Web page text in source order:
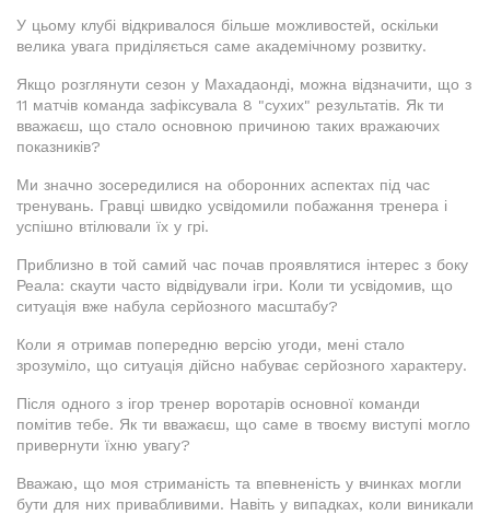
У цьому клубі відкривалося більше можливостей, оскільки
велика увага приділяється саме академічному розвитку.
Якщо розглянути сезон у Махадаонді, можна відзначити, що з
11 матчів команда зафіксувала 8 "сухих" результатів. Як ти
вважаєш, що стало основною причиною таких вражаючих
показників?
Ми значно зосередилися на оборонних аспектах під час
тренувань. Гравці швидко усвідомили побажання тренера і
успішно втілювали їх у грі.
Приблизно в той самий час почав проявлятися інтерес з боку
Реала: скаути часто відвідували ігри. Коли ти усвідомив, що
ситуація вже набула серйозного масштабу?
Коли я отримав попередню версію угоди, мені стало
зрозуміло, що ситуація дійсно набуває серйозного характеру.
Після одного з ігор тренер воротарів основної команди
помітив тебе. Як ти вважаєш, що саме в твоєму виступі могло
привернути їхню увагу?
Вважаю, що моя стриманість та впевненість у вчинках могли
бути для них привабливими. Навіть у випадках, коли виникали